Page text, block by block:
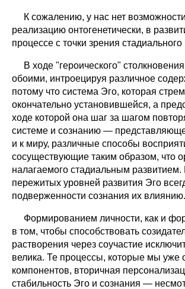
К сожалению, у нас нет
реализацию онтогенетически, в
процессе с точки зрения стадиального
В ходе "героического"
обоими, интроецируя различное
потому что система Эго, которая
окончательно установившейся, а
ходе которой она шаг за шагом
системе и сознанию —
и к миру, различные способы
сосуществующие таким образом, что
налагаемого стадиальным
пережитых уровней развития Эго
подверженности сознания их влиянию.
Формированием личности, как и
в том, чтобы способствовать
растворения через соучастие
велика. Те процессы, которые мы
компонентов, вторичная
стабильность Эго и сознания —